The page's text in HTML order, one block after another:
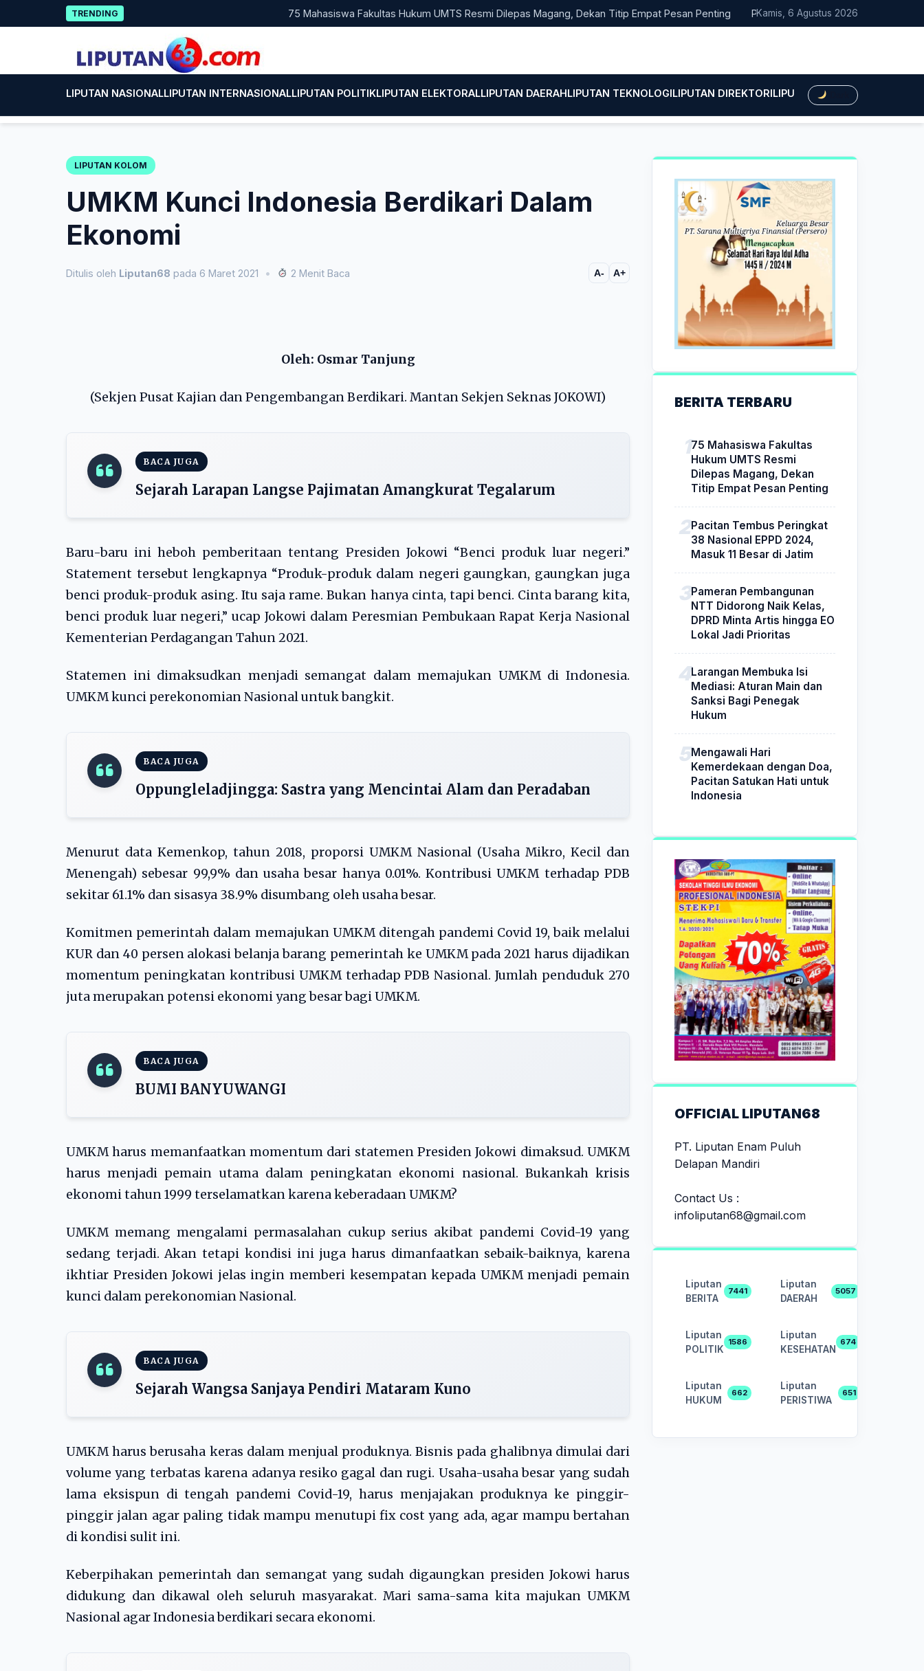
to
TRENDING 75 Mahasiswa Fakultas Hukum UMTS Resmi Dilepas Magang, Dekan Titip Empat Pesan Penting Pacitan Tembus Peringkat 38 Nasional
Kamis, 6 Agustus 2026
LIPUTAN NASIONALLIPUTAN INTERNASIONALLIPUTAN POLITIKLIPUTAN ELEKTORALLIPUTAN DAERAHLIPUTAN TEKNOLOGILIPUTAN DIREKTORILIPUTAN HUKUMLIPUTAN
LIPUTAN KOLOM
UMKM Kunci Indonesia Berdikari Dalam
Ekonomi
Ditulis oleh Liputan68 pada 6 Maret 2021 • 2 Menit Baca A- A+
Oleh: Osmar Tanjung
(Sekjen Pusat Kajian dan Pengembangan Berdikari. Mantan Sekjen Seknas JOKOWI)
BACA JUGA
Sejarah Larapan Langse Pajimatan Amangkurat Tegalarum
Baru-baru ini heboh pemberitaan tentang Presiden Jokowi “Benci produk luar negeri.”
Statement tersebut lengkapnya “Produk-produk dalam negeri gaungkan, gaungkan juga
benci produk-produk asing. Itu saja rame. Bukan hanya cinta, tapi benci. Cinta barang kita,
benci produk luar negeri,” ucap Jokowi dalam Peresmian Pembukaan Rapat Kerja Nasional
Kementerian Perdagangan Tahun 2021.
Statemen ini dimaksudkan menjadi semangat dalam memajukan UMKM di Indonesia.
UMKM kunci perekonomian Nasional untuk bangkit.
BACA JUGA
Oppungleladjingga: Sastra yang Mencintai Alam dan Peradaban
Menurut data Kemenkop, tahun 2018, proporsi UMKM Nasional (Usaha Mikro, Kecil dan
Menengah) sebesar 99,9% dan usaha besar hanya 0.01%. Kontribusi UMKM terhadap PDB
sekitar 61.1% dan sisasya 38.9% disumbang oleh usaha besar.
Komitmen pemerintah dalam memajukan UMKM ditengah pandemi Covid 19, baik melalui
KUR dan 40 persen alokasi belanja barang pemerintah ke UMKM pada 2021 harus dijadikan
momentum peningkatan kontribusi UMKM terhadap PDB Nasional. Jumlah penduduk 270
juta merupakan potensi ekonomi yang besar bagi UMKM.
BACA JUGA
BUMI BANYUWANGI
UMKM harus memanfaatkan momentum dari statemen Presiden Jokowi dimaksud. UMKM
harus menjadi pemain utama dalam peningkatan ekonomi nasional. Bukankah krisis
ekonomi tahun 1999 terselamatkan karena keberadaan UMKM?
UMKM memang mengalami permasalahan cukup serius akibat pandemi Covid-19 yang
sedang terjadi. Akan tetapi kondisi ini juga harus dimanfaatkan sebaik-baiknya, karena
ikhtiar Presiden Jokowi jelas ingin memberi kesempatan kepada UMKM menjadi pemain
kunci dalam perekonomian Nasional.
BACA JUGA
Sejarah Wangsa Sanjaya Pendiri Mataram Kuno
UMKM harus berusaha keras dalam menjual produknya. Bisnis pada ghalibnya dimulai dari
volume yang terbatas karena adanya resiko gagal dan rugi. Usaha-usaha besar yang sudah
lama eksispun di tengah pandemi Covid-19, harus menjajakan produknya ke pinggir-
pinggir jalan agar paling tidak mampu menutupi fix cost yang ada, agar mampu bertahan
di kondisi sulit ini.
Keberpihakan pemerintah dan semangat yang sudah digaungkan presiden Jokowi harus
didukung dan dikawal oleh seluruh masyarakat. Mari sama-sama kita majukan UMKM
Nasional agar Indonesia berdikari secara ekonomi.
BERITA TERBARU
75 Mahasiswa Fakultas
Hukum UMTS Resmi
Dilepas Magang, Dekan
Titip Empat Pesan Penting
Pacitan Tembus Peringkat
38 Nasional EPPD 2024,
Masuk 11 Besar di Jatim
Pameran Pembangunan
NTT Didorong Naik Kelas,
DPRD Minta Artis hingga EO
Lokal Jadi Prioritas
Larangan Membuka Isi
Mediasi: Aturan Main dan
Sanksi Bagi Penegak
Hukum
Mengawali Hari
Kemerdekaan dengan Doa,
Pacitan Satukan Hati untuk
Indonesia
OFFICIAL LIPUTAN68
PT. Liputan Enam Puluh
Delapan Mandiri
Contact Us :
infoliputan68@gmail.com
Liputan
BERITA
7441
Liputan
DAERAH
5057
Liputan
POLITIK
1586
Liputan
KESEHATAN
674
Liputan
HUKUM
662
Liputan
PERISTIWA
651